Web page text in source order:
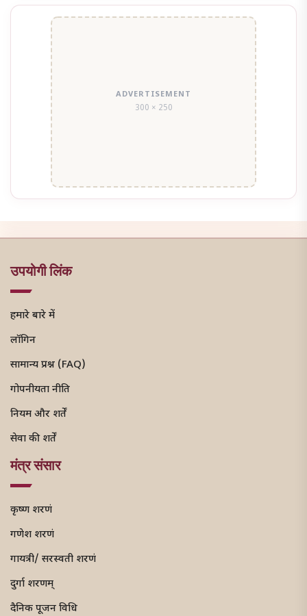
ADVERTISEMENT
300 × 250
उपयोगी लिंक
हमारे बारे में
लॉगिन
सामान्य प्रश्न (FAQ)
गोपनीयता नीति
नियम और शर्तें
सेवा की शर्तें
मंत्र संसार
कृष्ण शरणं
गणेश शरणं
गायत्री/ सरस्वती शरणं
दुर्गा शरणम्
दैनिक पूजन विधि